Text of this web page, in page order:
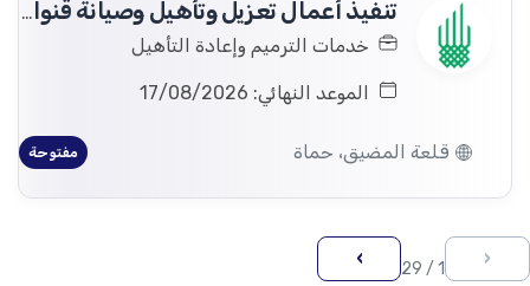
تنفيذ أعمال تعزيل وتأهيل وصيانة قنوات الري الرئيسية في قرية قلعة المضيق بريف حماه.
خدمات الترميم وإعادة التأهيل
الموعد النهائي: 17/08/2026
قلعة المضيق، حماة مفتوحة
‹
1 / 29
›